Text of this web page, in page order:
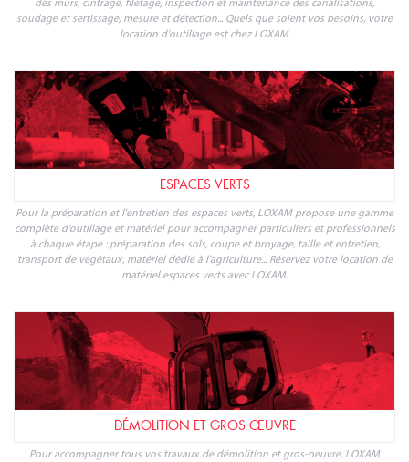
des murs, cintrage, filetage, inspection et maintenance des canalisations,
soudage et sertissage, mesure et détection... Quels que soient vos besoins, votre
location d'outillage est chez LOXAM.
ESPACES VERTS
Pour la préparation et l'entretien des espaces verts, LOXAM propose une gamme
complète d'outillage et matériel pour accompagner particuliers et professionnels
à chaque étape : préparation des sols, coupe et broyage, taille et entretien,
transport de végétaux, matériel dédié à l'agriculture... Réservez votre location de
matériel espaces verts avec LOXAM.
DÉMOLITION ET GROS ŒUVRE
Pour accompagner tous vos travaux de démolition et gros-oeuvre, LOXAM